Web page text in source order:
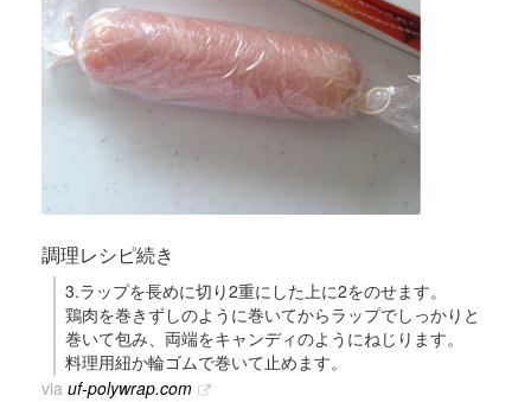
調理レシピ続き
3.ラップを長めに切り2重にした上に2をのせます。
鶏肉を巻きずしのように巻いてからラップでしっかりと
巻いて包み、両端をキャンディのようにねじります。
料理用紐か輪ゴムで巻いて止めます。
via uf-polywrap.com